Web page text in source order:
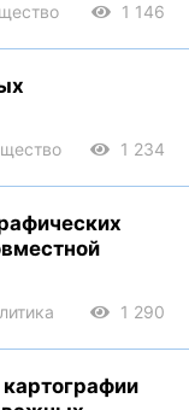
1 146
1 234
1 290